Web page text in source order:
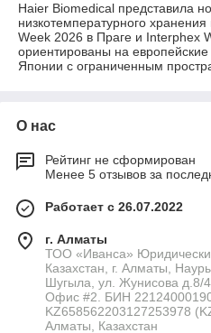
Haier Biomedical представила
низкотемпературного
Week 2026 в Праге и Interphex
ориентированы на
Японии с ограниченным
О нас
Рейтинг не сформирован
Менее 5 отзывов за
Работает с 26.07.2022
г. Алматы
ТОО «Иванса»
Казахстан, г. Алматы,
Шугыла, ул. Жунисова д.8/
Офис #2. БИН
KZ658562203127253978
Алматы, Казахстан